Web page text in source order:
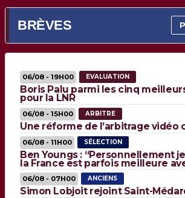
BRÈVES
06/08 - 19H00 EVALUATION
Boris Palu parmi les cinq
pour la LNR
06/08 - 15H00 ARBITRE
Une réforme de l’arbitrage vidéo
06/08 - 11H00 SÉLECTION
Ben Youngs : “Personnellement
la France est parfois meilleure
06/08 - 07H00 ANCIENS
Simon Lobjoit rejoint Saint-